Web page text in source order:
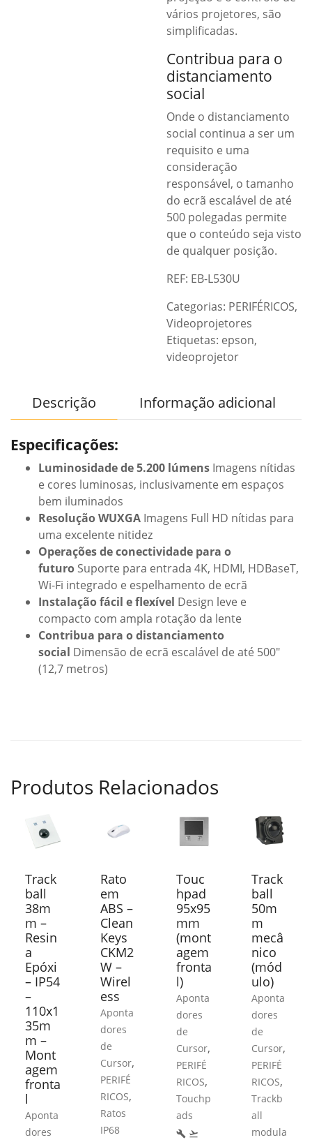
vários projetores, são
simplificadas.
Contribua para o
distanciamento
social
Onde o distanciamento
social continua a ser um
requisito e uma
consideração
responsável, o tamanho
do ecrã escalável de até
500 polegadas permite
que o conteúdo seja visto
de qualquer posição.
REF: EB-L530U
Categorias: PERIFÉRICOS,
Videoprojetores
Etiquetas: epson,
videoprojetor
Descrição Informação adicional
Especificações:
Luminosidade de 5.200 lúmens Imagens nítidas
e cores luminosas, inclusivamente em espaços
bem iluminados
Resolução WUXGA Imagens Full HD nítidas para
uma excelente nitidez
Operações de conectividade para o
futuro Suporte para entrada 4K, HDMI, HDBaseT,
Wi-Fi integrado e espelhamento de ecrã
Instalação fácil e flexível Design leve e
compacto com ampla rotação da lente
Contribua para o distanciamento
social Dimensão de ecrã escalável de até 500″
(12,7 metros)
Produtos Relacionados
Track
ball
38m
m –
Resin
a
Epóxi
– IP54
–
110x1
35m
m –
Mont
agem
fronta
l
Aponta
dores
Rato
em
ABS –
Clean
Keys
CKM2
W –
Wirel
ess
Aponta
dores
de
Cursor,
PERIFÉ
RICOS,
Ratos
IP68
Touc
hpad
95x95
mm
(mont
agem
fronta
l)
Aponta
dores
de
Cursor,
PERIFÉ
RICOS,
Touchp
ads
build flight_takeoff
Track
ball
50m
m
mecâ
nico
(mód
ulo)
Aponta
dores
de
Cursor,
PERIFÉ
RICOS,
Trackb
all
modula